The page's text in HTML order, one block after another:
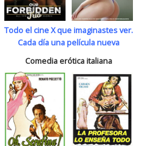
Todo el cine X que imaginastes ver.
Cada día una película nueva
Comedia erótica italiana